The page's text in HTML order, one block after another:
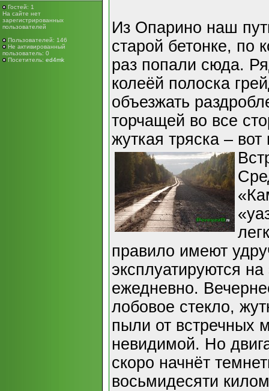
Гостей: 1
На сайте нет
зарегистрированных
пользователей
Пользователей: 146
Не активированный
пользователь: 0
Посетитель: ed4mk
Из Опарино наш
старой бетонке, по
раз попали сюда.
колеёй полоска
объезжать
торчащей во все
жуткая тряска – вот
правило имеют
эксплуатируются
ежедневно.
лобовое стекло,
пыли от встречных
невидимой. Но
скоро начнёт
восьмидесяти